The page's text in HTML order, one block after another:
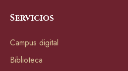
Servicios
Campus digital
Biblioteca